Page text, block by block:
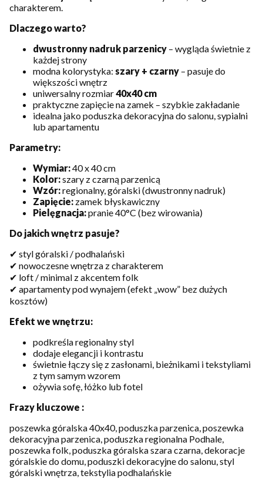
charakterem.
Dlaczego warto?
dwustronny nadruk parzenicy – wygląda świetnie z
każdej strony
modna kolorystyka: szary + czarny – pasuje do
większości wnętrz
uniwersalny rozmiar40x40 cm
praktyczne zapięcie na zamek – szybkie zakładanie
idealna jako poduszka dekoracyjna do salonu, sypialni
lub apartamentu
Parametry:
Wymiar:40 x 40 cm
Kolor:szary z czarną parzenicą
Wzór:regionalny, góralski (dwustronny nadruk)
Zapięcie: zamek błyskawiczny
Pielęgnacja:pranie 40°C (bez wirowania)
Do jakich wnętrz pasuje?
✔ styl góralski / podhalański
✔ nowoczesne wnętrza z charakterem
✔ loft / minimal z akcentem folk
✔ apartamenty pod wynajem (efekt „wow” bez dużych
kosztów)
Efekt we wnętrzu:
podkreśla regionalny styl
dodaje elegancji i kontrastu
świetnie łączy się z zasłonami, bieżnikami i tekstyliami
z tym samym wzorem
ożywia sofę, łóżko lub fotel
Frazy kluczowe :
poszewka góralska 40x40, poduszka parzenica, poszewka
dekoracyjna parzenica, poduszka regionalna Podhale,
poszewka folk, poduszka góralska szara czarna, dekoracje
góralskie do domu, poduszki dekoracyjne do salonu, styl
góralski wnętrza, tekstylia podhalańskie